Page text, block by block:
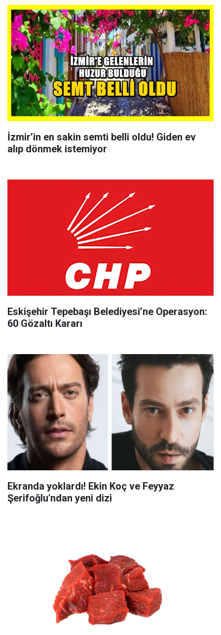
İzmir’in en sakin semti belli oldu! Giden ev
alıp dönmek istemiyor
Eskişehir Tepebaşı Belediyesi’ne Operasyon:
60 Gözaltı Kararı
Ekranda yoklardı! Ekin Koç ve Feyyaz
Şerifoğlu'ndan yeni dizi